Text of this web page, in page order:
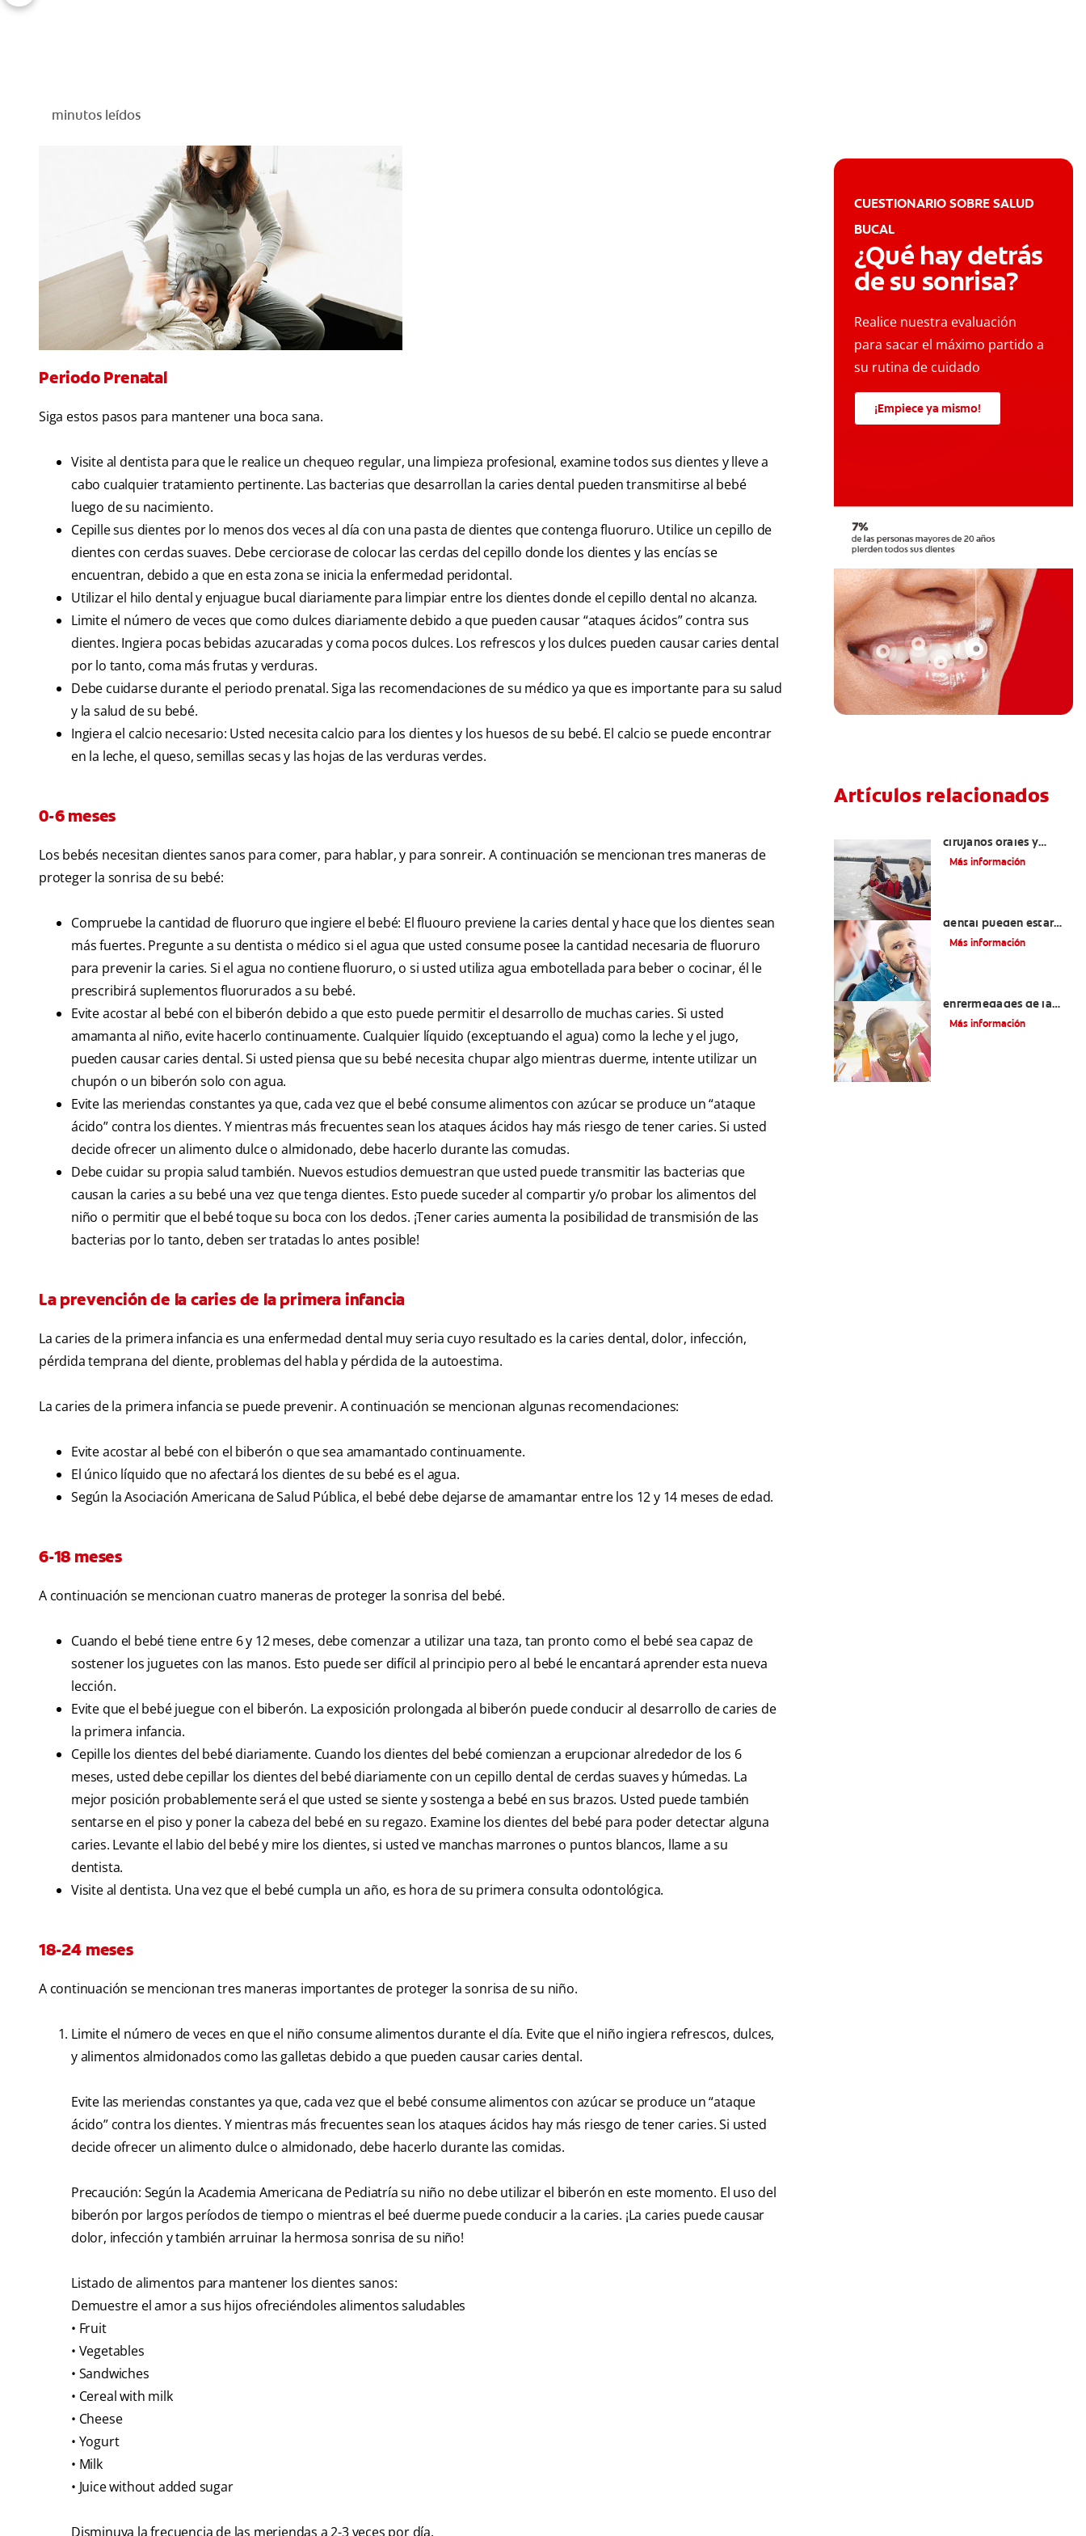
minutos leídos
Periodo Prenatal
Siga estos pasos para mantener una boca sana.
Visite al dentista para que le realice un chequeo regular, una limpieza profesional, examine todos sus dientes y lleve a
cabo cualquier tratamiento pertinente. Las bacterias que desarrollan la caries dental pueden transmitirse al bebé
luego de su nacimiento.
Cepille sus dientes por lo menos dos veces al día con una pasta de dientes que contenga fluoruro. Utilice un cepillo de
dientes con cerdas suaves. Debe cerciorase de colocar las cerdas del cepillo donde los dientes y las encías se
encuentran, debido a que en esta zona se inicia la enfermedad peridontal.
Utilizar el hilo dental y enjuague bucal diariamente para limpiar entre los dientes donde el cepillo dental no alcanza.
Limite el número de veces que como dulces diariamente debido a que pueden causar “ataques ácidos” contra sus
dientes. Ingiera pocas bebidas azucaradas y coma pocos dulces. Los refrescos y los dulces pueden causar caries dental
por lo tanto, coma más frutas y verduras.
Debe cuidarse durante el periodo prenatal. Siga las recomendaciones de su médico ya que es importante para su salud
y la salud de su bebé.
Ingiera el calcio necesario: Usted necesita calcio para los dientes y los huesos de su bebé. El calcio se puede encontrar
en la leche, el queso, semillas secas y las hojas de las verduras verdes.
0-6 meses
Los bebés necesitan dientes sanos para comer, para hablar, y para sonreir. A continuación se mencionan tres maneras de
proteger la sonrisa de su bebé:
Compruebe la cantidad de fluoruro que ingiere el bebé: El fluouro previene la caries dental y hace que los dientes sean
más fuertes. Pregunte a su dentista o médico si el agua que usted consume posee la cantidad necesaria de fluoruro
para prevenir la caries. Si el agua no contiene fluoruro, o si usted utiliza agua embotellada para beber o cocinar, él le
prescribirá suplementos fluorurados a su bebé.
Evite acostar al bebé con el biberón debido a que esto puede permitir el desarrollo de muchas caries. Si usted
amamanta al niño, evite hacerlo continuamente. Cualquier líquido (exceptuando el agua) como la leche y el jugo,
pueden causar caries dental. Si usted piensa que su bebé necesita chupar algo mientras duerme, intente utilizar un
chupón o un biberón solo con agua.
Evite las meriendas constantes ya que, cada vez que el bebé consume alimentos con azúcar se produce un “ataque
ácido” contra los dientes. Y mientras más frecuentes sean los ataques ácidos hay más riesgo de tener caries. Si usted
decide ofrecer un alimento dulce o almidonado, debe hacerlo durante las comudas.
Debe cuidar su propia salud también. Nuevos estudios demuestran que usted puede transmitir las bacterias que
causan la caries a su bebé una vez que tenga dientes. Esto puede suceder al compartir y/o probar los alimentos del
niño o permitir que el bebé toque su boca con los dedos. ¡Tener caries aumenta la posibilidad de transmisión de las
bacterias por lo tanto, deben ser tratadas lo antes posible!
La prevención de la caries de la primera infancia
La caries de la primera infancia es una enfermedad dental muy seria cuyo resultado es la caries dental, dolor, infección,
pérdida temprana del diente, problemas del habla y pérdida de la autoestima.
La caries de la primera infancia se puede prevenir. A continuación se mencionan algunas recomendaciones:
Evite acostar al bebé con el biberón o que sea amamantado continuamente.
El único líquido que no afectará los dientes de su bebé es el agua.
Según la Asociación Americana de Salud Pública, el bebé debe dejarse de amamantar entre los 12 y 14 meses de edad.
6-18 meses
A continuación se mencionan cuatro maneras de proteger la sonrisa del bebé.
Cuando el bebé tiene entre 6 y 12 meses, debe comenzar a utilizar una taza, tan pronto como el bebé sea capaz de
sostener los juguetes con las manos. Esto puede ser difícil al principio pero al bebé le encantará aprender esta nueva
lección.
Evite que el bebé juegue con el biberón. La exposición prolongada al biberón puede conducir al desarrollo de caries de
la primera infancia.
Cepille los dientes del bebé diariamente. Cuando los dientes del bebé comienzan a erupcionar alrededor de los 6
meses, usted debe cepillar los dientes del bebé diariamente con un cepillo dental de cerdas suaves y húmedas. La
mejor posición probablemente será el que usted se siente y sostenga a bebé en sus brazos. Usted puede también
sentarse en el piso y poner la cabeza del bebé en su regazo. Examine los dientes del bebé para poder detectar alguna
caries. Levante el labio del bebé y mire los dientes, si usted ve manchas marrones o puntos blancos, llame a su
dentista.
Visite al dentista. Una vez que el bebé cumpla un año, es hora de su primera consulta odontológica.
18-24 meses
A continuación se mencionan tres maneras importantes de proteger la sonrisa de su niño.
Limite el número de veces en que el niño consume alimentos durante el día. Evite que el niño ingiera refrescos, dulces,
y alimentos almidonados como las galletas debido a que pueden causar caries dental.
Evite las meriendas constantes ya que, cada vez que el bebé consume alimentos con azúcar se produce un “ataque
ácido” contra los dientes. Y mientras más frecuentes sean los ataques ácidos hay más riesgo de tener caries. Si usted
decide ofrecer un alimento dulce o almidonado, debe hacerlo durante las comidas.
Precaución: Según la Academia Americana de Pediatría su niño no debe utilizar el biberón en este momento. El uso del
biberón por largos períodos de tiempo o mientras el beé duerme puede conducir a la caries. ¡La caries puede causar
dolor, infección y también arruinar la hermosa sonrisa de su niño!
Listado de alimentos para mantener los dientes sanos:
Demuestre el amor a sus hijos ofreciéndoles alimentos saludables
• Fruit
• Vegetables
• Sandwiches
• Cereal with milk
• Cheese
• Yogurt
• Milk
• Juice without added sugar
Disminuya la frecuencia de las meriendas a 2-3 veces por día.
CUESTIONARIO SOBRE SALUD
BUCAL
¿Qué hay detrás
de su sonrisa?
Realice nuestra evaluación
para sacar el máximo partido a
su rutina de cuidado
¡Empiece ya mismo!
Artículos relacionados
cirujanos orales y
maxilofaciales
Más información
dental pueden estar
relacionados?
Más información
enfermedades de la
lengua Señales, causas,
Más información